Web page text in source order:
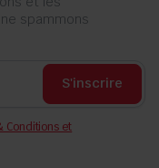
spammons
S'inscrire
Conditions et